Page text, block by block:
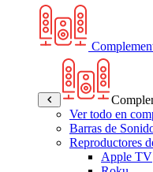
Ver todo en
Barras de
Reproductores
Apple TV